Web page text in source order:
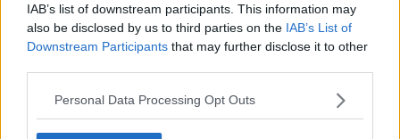
IAB’s list of downstream participants. This information may
also be disclosed by us to third parties on the IAB’s List of
Downstream Participants that may further disclose it to other
Personal Data Processing Opt Outs